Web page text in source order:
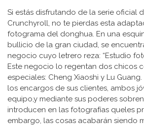
Si estás disfrutando de la serie oficial
Crunchyroll, no te pierdas esta
fotograma del donghua. En una
bullicio de la gran ciudad, se
negocio cuyo letrero reza: “Estudio
Este negocio lo regentan dos chicos
especiales: Cheng Xiaoshi y Lu
los encargos de sus clientes, ambos
equipo,y mediante sus poderes
introducen en las fotografías queles
embargo, las cosas acabarán siendo